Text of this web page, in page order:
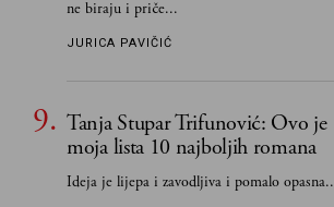
ne biraju i priče...
JURICA PAVIČIĆ
Tanja Stupar Trifunović: Ovo je
moja lista 10 najboljih romana
Ideja je lijepa i zavodljiva i pomalo